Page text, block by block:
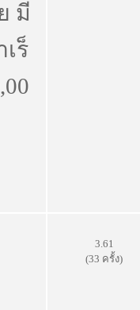
มี
ร็
3.61
(33 ครั้ง)